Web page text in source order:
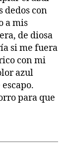
dedos con
a mis
de diosa
si me fuera
con mi
azul
para que